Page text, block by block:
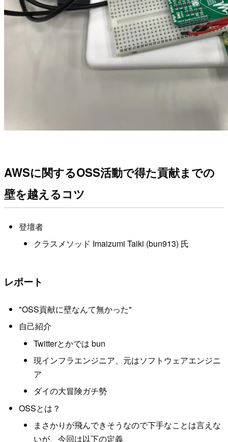
AWSに関するOSS活動で得た貢献までの
壁を越えるコツ
登壇者
クラスメソッド Imaizumi Taiki (bun913) 氏
レポート
"OSS貢献に壁なんて無かった"
自己紹介
Twitterとかでは bun
現インフラエンジニア、元はソフトウェアエンジニ
ア
ダイの大冒険ガチ勢
OSSとは？
まさかりが飛んできそうなので下手なことは言えな
いが、今回は以下の定義